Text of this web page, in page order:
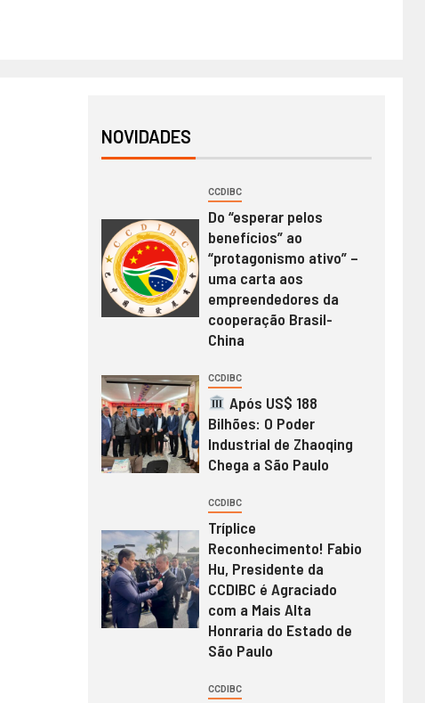
NOVIDADES
CCDIBC
Do “esperar pelos
benefícios” ao
“protagonismo ativo” –
uma carta aos
empreendedores da
cooperação Brasil-
China
CCDIBC
Após US$ 188
Bilhões: O Poder
Industrial de Zhaoqing
Chega a São Paulo
CCDIBC
Tríplice
Reconhecimento! Fabio
Hu, Presidente da
CCDIBC é Agraciado
com a Mais Alta
Honraria do Estado de
São Paulo
CCDIBC